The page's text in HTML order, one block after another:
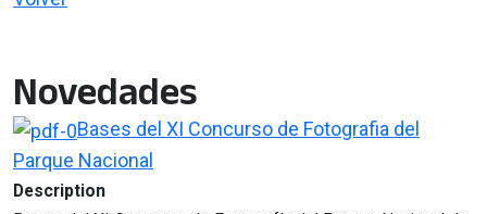
Novedades
Bases del XI Concurso de Fotografia del
Parque Nacional
Description